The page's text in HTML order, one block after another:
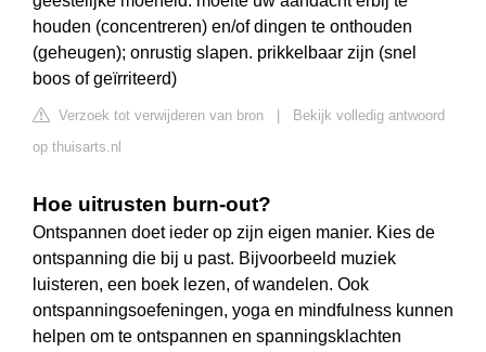
houden (concentreren) en/of dingen te onthouden
(geheugen); onrustig slapen. prikkelbaar zijn (snel
boos of geïrriteerd)
Verzoek tot verwijderen van bron
Bekijk volledig antwoord
op thuisarts.nl
Hoe uitrusten burn-out?
Ontspannen doet ieder op zijn eigen manier. Kies de
ontspanning die bij u past. Bijvoorbeeld muziek
luisteren, een boek lezen, of wandelen. Ook
ontspanningsoefeningen, yoga en mindfulness kunnen
helpen om te ontspannen en spanningsklachten